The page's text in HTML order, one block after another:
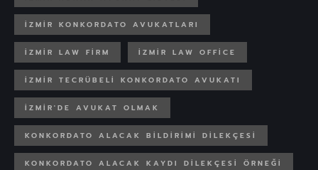
IZMIR KONKORDATO AVUKATLARI
IZMIR LAW FIRM IZMIR LAW OFFICE
IZMIR TECRÜBELI KONKORDATO AVUKATI
İZMIR'DE AVUKAT OLMAK
KONKORDATO ALACAK BILDIRIMI DILEKÇESI
KONKORDATO ALACAK KAYDI DILEKÇESI ÖRNEĞI